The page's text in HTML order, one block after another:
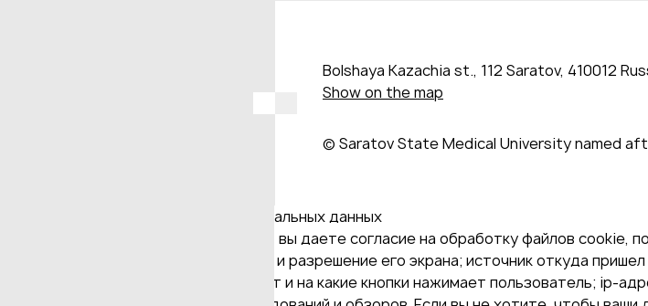
Bolshaya Kazachia st., 112 Saratov, 410012
Show on the map
© Saratov State Medical University named
Даю согласие на обработку персональных данных
Продолжая использовать наш сайт, вы даете согласие на обработку файлов
и версия Браузера; тип устройства и разрешение его экрана; источник откуда
Браузер; какие страницы открывает и на какие кнопки нажимает пользователь; ip-